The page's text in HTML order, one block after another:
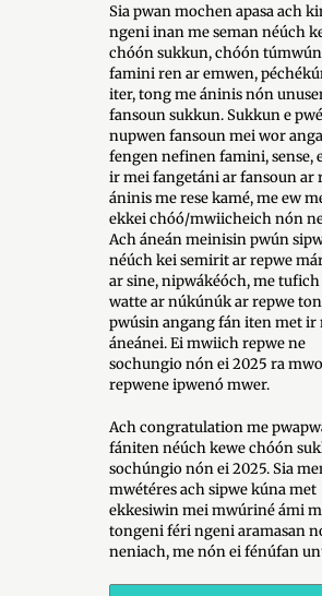
Sia pwan mochen apasa ach
ngeni inan me seman néúch
chóón sukkun, chóón
famini ren ar emwen,
iter, tong me áninis nón
fansoun sukkun. Sukkun e
nupwen fansoun mei wor
fengen nefinen famini, sense,
ir mei fangetáni ar fansoun ar
áninis me rese kamé, me ew
ekkei chóó/mwiicheich nón
Ach áneán meinisin pwún
néúch kei semirit ar repwe
ar sine, nipwákéóch, me
watte ar núkúnúk ar repwe
pwúsin angang fán iten met ir
áneánei. Ei mwiich repwe ne
sochungio nón ei 2025 ra
repwene ipwenó mwer.
Ach congratulation me
fániten néúch kewe chóón
sochúngio nón ei 2025. Sia
mwétéres ach sipwe kúna met
ekkesiwin mei mwúriné ámi
tongeni féri ngeni aramasan
neniach, me nón ei fénúfan